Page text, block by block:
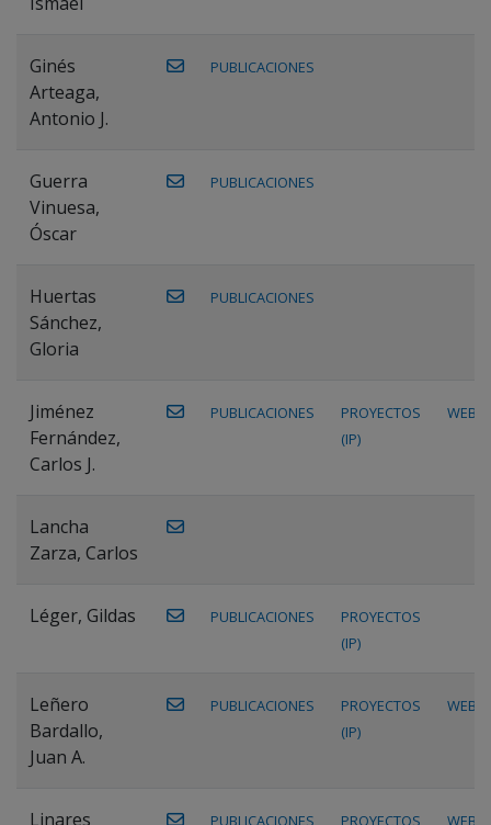
Ginés
Arteaga,
Antonio J.
PUBLICACIONES
Guerra
Vinuesa,
Óscar
PUBLICACIONES
Huertas
Sánchez,
Gloria
PUBLICACIONES
Jiménez
Fernández,
Carlos J.
PUBLICACIONES
PROYECTOS
(IP)
WEB
Lancha
Zarza, Carlos
Léger, Gildas PUBLICACIONES
PROYECTOS
(IP)
Leñero
Bardallo,
Juan A.
PUBLICACIONES
PROYECTOS
(IP)
WEB
Linares
PUBLICACIONES
PROYECTOS
WEB